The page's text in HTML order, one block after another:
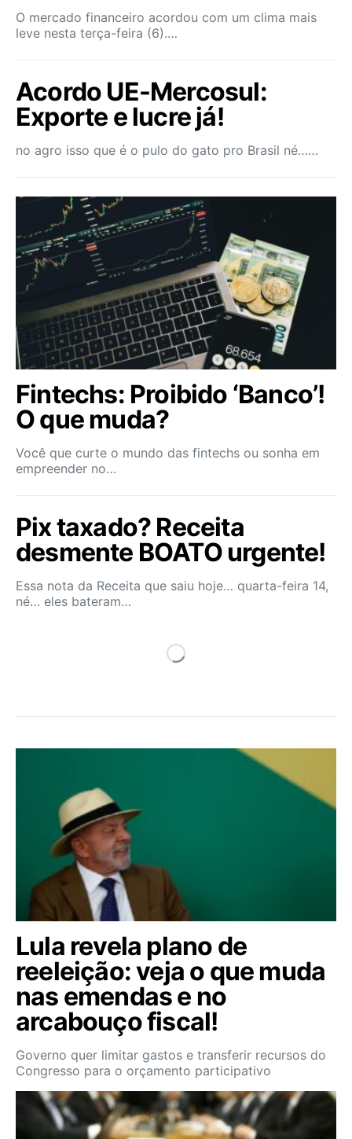
O mercado financeiro acordou com um clima mais
leve nesta terça-feira (6).…
Acordo UE-Mercosul:
Exporte e lucre já!
no agro isso que é o pulo do gato pro Brasil né……
Fintechs: Proibido ‘Banco’!
O que muda?
Você que curte o mundo das fintechs ou sonha em
empreender no…
Pix taxado? Receita
desmente BOATO urgente!
Essa nota da Receita que saiu hoje… quarta-feira 14,
né… eles bateram…
Lula revela plano de
reeleição: veja o que muda
nas emendas e no
arcabouço fiscal!
Governo quer limitar gastos e transferir recursos do
Congresso para o orçamento participativo